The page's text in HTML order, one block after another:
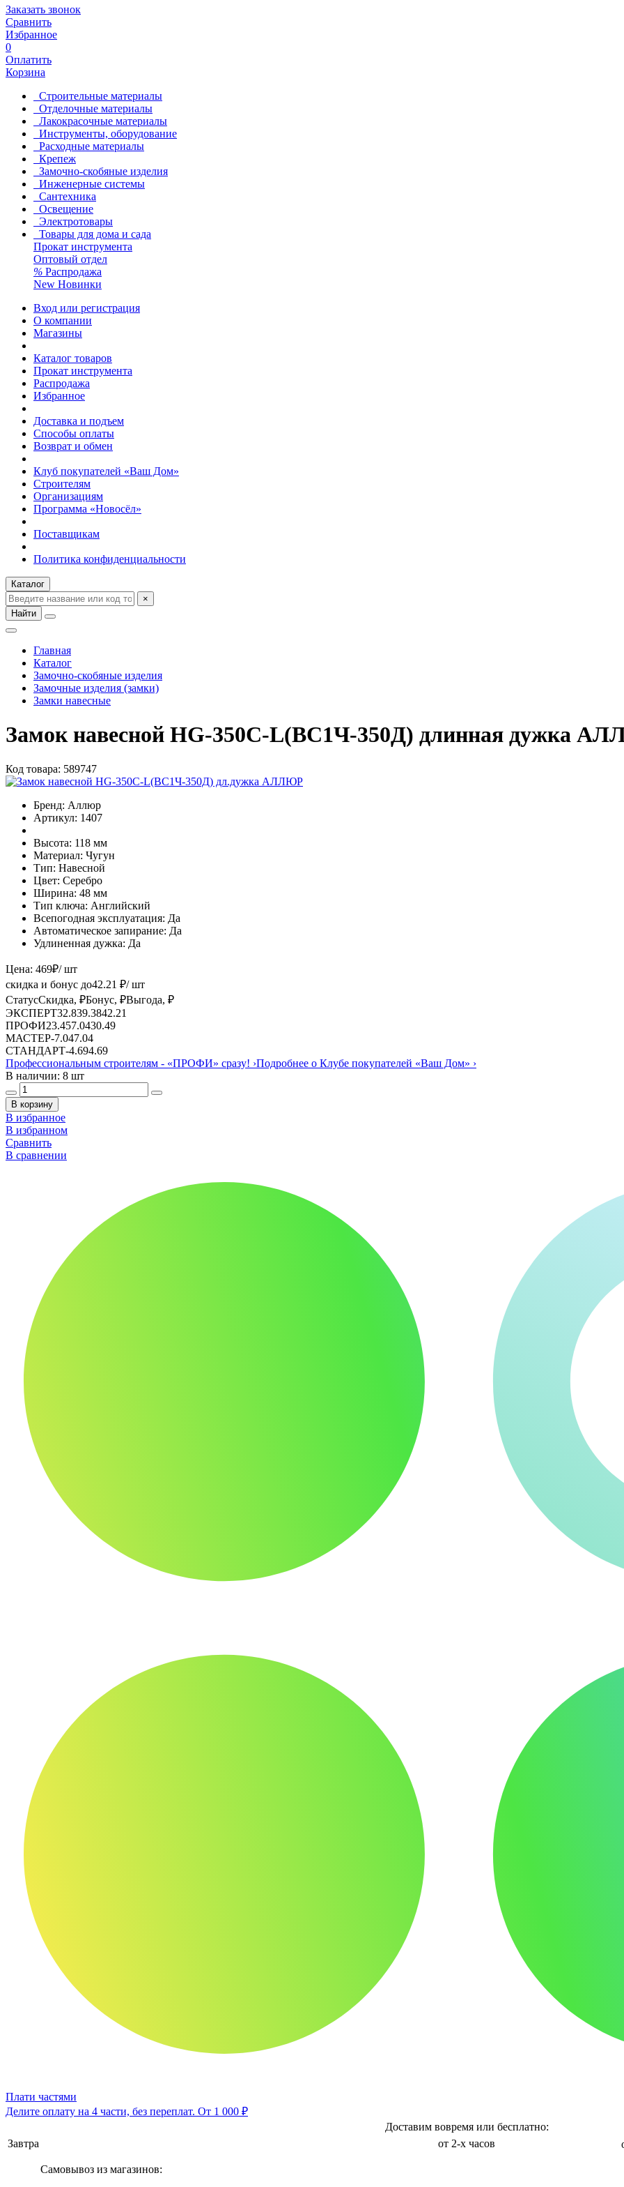
Заказать звонок
Сравнить
Избранное
0
Оплатить
Корзина
Строительные материалы
Отделочные материалы
Лакокрасочные материалы
Инструменты, оборудование
Расходные материалы
Крепеж
Замочно-скобяные изделия
Инженерные системы
Сантехника
Освещение
Электротовары
Товары для дома и сада
Прокат инструмента
Оптовый отдел
% Распродажа
New Новинки
Вход или регистрация
О компании
Магазины
Каталог товаров
Прокат инструмента
Распродажа
Избранное
Доставка и подъем
Способы оплаты
Возврат и обмен
Клуб покупателей «Ваш Дом»
Строителям
Организациям
Программа «Новосёл»
Поставщикам
Политика конфиденциальности
Каталог
×
Найти
Главная
Каталог
Замочно-скобяные изделия
Замочные изделия (замки)
Замки навесные
Замок навесной HG-350С-L(BC1Ч-350Д) длинная дужка
Код товара: 589747
Бренд: Аллюр
Артикул: 1407
Высота: 118 мм
Материал: Чугун
Тип: Навесной
Цвет: Серебро
Ширина: 48 мм
Тип ключа: Английский
Всепогодная эксплуатация: Да
Автоматическое запирание: Да
Удлиненная дужка: Да
Цена: 469₽/ шт
скидка и бонус до42.21 ₽/ шт
СтатусСкидка, ₽Бонус, ₽Выгода, ₽
ЭКСПЕРТ32.839.3842.21
ПРОФИ23.457.0430.49
МАСТЕР-7.047.04
СТАНДАРТ-4.694.69
Профессиональным строителям - «ПРОФИ» сразу! ›Подробнее о Клубе покупателей «Ваш Дом» ›
В наличии: 8 шт
В корзину
В избранное
В избранном
Сравнить
В сравнении
Плати частями
Делите оплату на 4 части, без переплат. От 1 000 ₽
Доставим вовремя или бесплатно:
Завтра
от 2-х часов
Самовывоз из магазинов: